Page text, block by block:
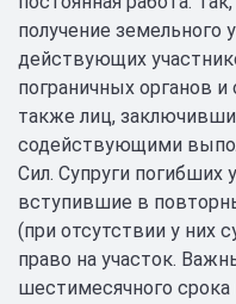
получение земельного
действующих
пограничных органов и
также лиц,
содействующими
Сил. Супруги погибших
вступившие в
(при отсутствии у них
право на участок.
шестимесячного срока